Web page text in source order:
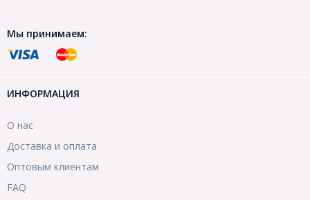
Мы принимаем:
ИНФОРМАЦИЯ
О нас
Доставка и оплата
Оптовым клиентам
FAQ